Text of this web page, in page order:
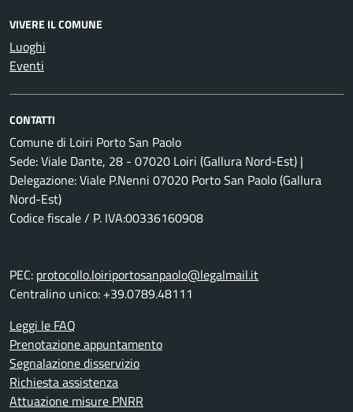
VIVERE IL COMUNE
Luoghi
Eventi
CONTATTI
Comune di Loiri Porto San Paolo
Sede: Viale Dante, 28 - 07020 Loiri (Gallura Nord-Est) |
Delegazione: Viale P.Nenni 07020 Porto San Paolo (Gallura
Nord-Est)
Codice fiscale / P. IVA:00336160908
PEC: protocollo.loiriportosanpaolo@legalmail.it
Centralino unico: +39.0789.48111
Leggi le FAQ
Prenotazione appuntamento
Segnalazione disservizio
Richiesta assistenza
Attuazione misure PNRR